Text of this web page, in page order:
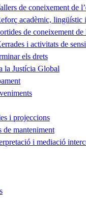
de coneixement de
acadèmic, lingüístic
de coneixement
i activitats de
els drets
la Justícia Global
i projeccions
de manteniment
i mediació